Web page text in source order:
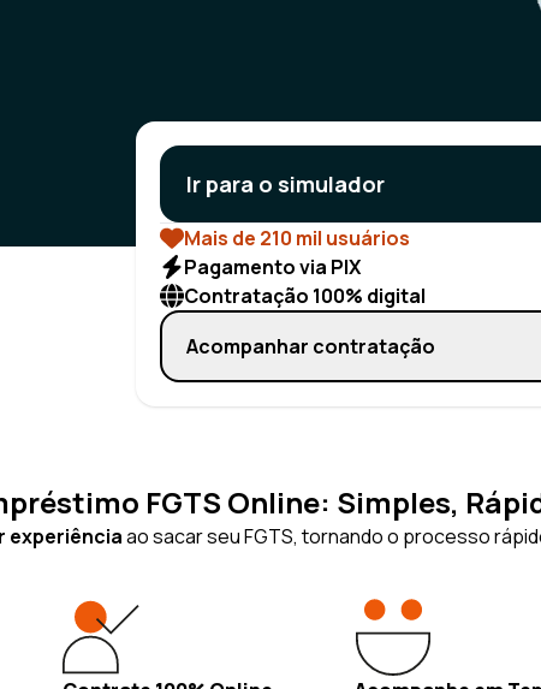
Ir para o simulador
Mais de 210 mil usuários
Pagamento via PIX
Contratação 100% digital
Acompanhar contratação
FGTS Online: Simples,
experiênciaao sacar seu FGTS, tornando o processo